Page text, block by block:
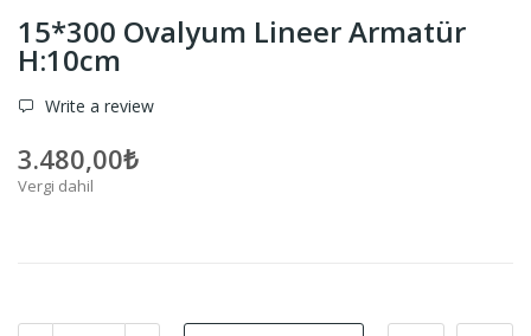
15*300 Ovalyum Lineer Armatür
H:10cm
Write a review
3.480,00₺
Vergi dahil